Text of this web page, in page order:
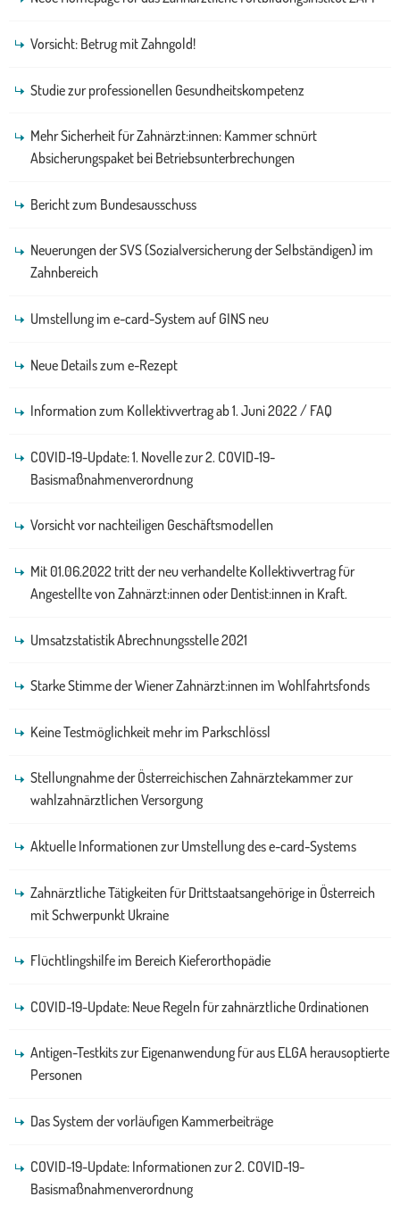
Vorsicht: Betrug mit Zahngold!
Studie zur professionellen Gesundheitskompetenz
Mehr Sicherheit für Zahnärzt:innen: Kammer schnürt
Absicherungspaket bei Betriebsunterbrechungen
Bericht zum Bundesausschuss
Neuerungen der SVS (Sozialversicherung der Selbständigen) im
Zahnbereich
Umstellung im e-card-System auf GINS neu
Neue Details zum e-Rezept
Information zum Kollektivvertrag ab 1. Juni 2022 / FAQ
COVID-19-Update: 1. Novelle zur 2. COVID-19-
Basismaßnahmenverordnung
Vorsicht vor nachteiligen Geschäftsmodellen
Mit 01.06.2022 tritt der neu verhandelte Kollektivvertrag für
Angestellte von Zahnärzt:innen oder Dentist:innen in Kraft.
Umsatzstatistik Abrechnungsstelle 2021
Starke Stimme der Wiener Zahnärzt:innen im Wohlfahrtsfonds
Keine Testmöglichkeit mehr im Parkschlössl
Stellungnahme der Österreichischen Zahnärztekammer zur
wahlzahnärztlichen Versorgung
Aktuelle Informationen zur Umstellung des e-card-Systems
Zahnärztliche Tätigkeiten für Drittstaatsangehörige in Österreich
mit Schwerpunkt Ukraine
Flüchtlingshilfe im Bereich Kieferorthopädie
COVID-19-Update: Neue Regeln für zahnärztliche Ordinationen
Antigen-Testkits zur Eigenanwendung für aus ELGA herausoptierte
Personen
Das System der vorläufigen Kammerbeiträge
COVID-19-Update: Informationen zur 2. COVID-19-
Basismaßnahmenverordnung